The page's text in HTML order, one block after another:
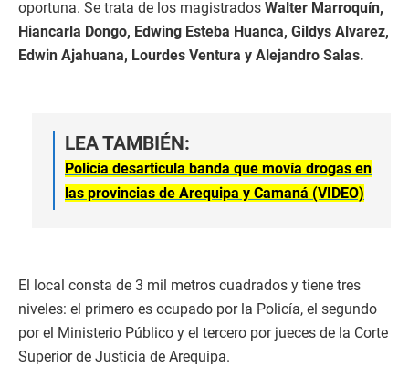
oportuna. Se trata de los magistrados Walter Marroquín,
Hiancarla Dongo, Edwing Esteba Huanca, Gildys Alvarez,
Edwin Ajahuana, Lourdes Ventura y Alejandro Salas.
LEA TAMBIÉN:
Policía desarticula banda que movía drogas en
las provincias de Arequipa y Camaná (VIDEO)
El local consta de 3 mil metros cuadrados y tiene tres
niveles: el primero es ocupado por la Policía, el segundo
por el Ministerio Público y el tercero por jueces de la Corte
Superior de Justicia de Arequipa.